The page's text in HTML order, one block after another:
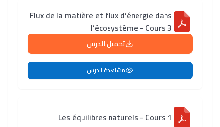
Flux de la matière et flux d’énergie dans
l’écosystème - Cours 3
تحميل الدرس
مشاهدة الدرس
Les équilibres naturels - Cours 1